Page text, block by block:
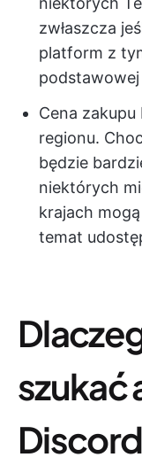
zwłaszcza
platform z
podstawowej
Cena
regionu.
będzie
niektórych
krajach
temat
szukać